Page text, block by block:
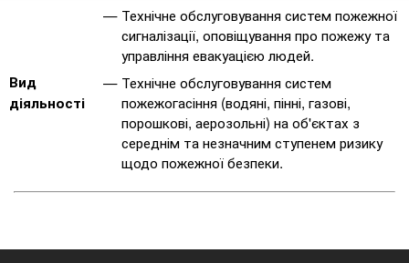
Вид
діяльності
Технічне обслуговування систем пожежної
сигналізації, оповіщування про пожежу та
управління евакуацією людей.
Технічне обслуговування систем
пожежогасіння (водяні, пінні, газові,
порошкові, аерозольні) на об'єктах з
середнім та незначним ступенем ризику
щодо пожежної безпеки.